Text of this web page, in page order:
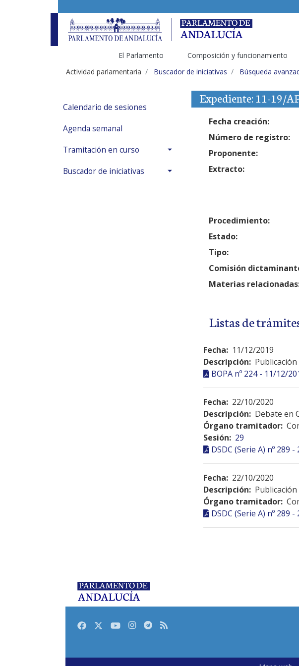
El Parlamento Composición y funcionamiento
Actividad parlamentaria
Buscador de iniciativas Búsqueda
Calendario de sesiones
Agenda semanal
Tramitación en curso
Buscador de iniciativas
Expediente: 11-19/
Fecha creación:
Número de registro:
Proponente:
Extracto:
Procedimiento:
Estado:
Tipo:
Comisión
Materias
Listas de
Fecha: 11/12/2019
Descripción:
BOPA nº 224 - 11/12/
Fecha: 22/10/2020
Descripción: Debate en
Órgano tramitador:
Sesión: 29
DSDC (Serie A) nº 289
Fecha: 22/10/2020
Descripción:
Órgano tramitador:
DSDC (Serie A) nº 289
FacebookTwitterYoutubeInstagram
Telegram
RSS